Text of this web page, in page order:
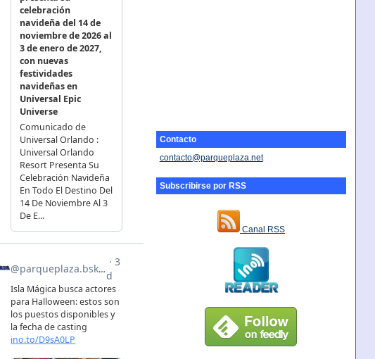
Contacto
contacto@parqueplaza.net
Subscribirse por RSS
Canal RSS